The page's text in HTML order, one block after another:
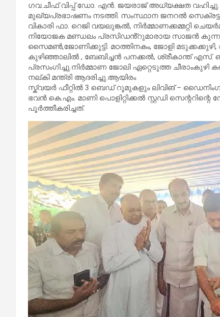
ഗവ.ചീഫ് വിപ്പ് ഡോ. എൻ. ജയരാജ് അധ്യക്ഷത
മുഖ്യപ്രഭാഷണം നടത്തി. സംസ്ഥാന ജനറൽ
വികാരി ഫാ. റെജി വയലുങ്കൽ, നിർമ്മാണക്കമ്മറ്റി
നിയോജക മണ്ഡലം പ്രസിഡൻ്റുമാരായ സാജൻ
സൈമൺ,ജോണിക്കുട്ടി. മഠത്തിനകം, ജോളി
കുഴിഞ്ഞാലിൽ , ബേബിച്ചൻ പനക്കൽ, ശ്രീകാന്ത് എസ്.
പ്രസംഗിച്ചു.നിർമ്മാണ ജോലി ഏറ്റെടുത്ത
നല്കി മന്ത്രി ആദരിച്ചു.ആയിരം
സ്ക്വയർ ഫീറ്റിൽ 3 ബെഡ് റൂമുകളും ലിവിങ് –
ഭവൻ കെ.എം. മാണി പൊളിറ്റിക്കൽ സ്റ്റഡി
പൂർത്തീകരിച്ചത്.